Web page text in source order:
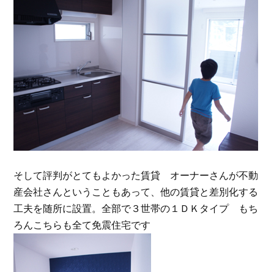
そして評判がとてもよかった賃貸 オーナーさんが不動
産会社さんということもあって、他の賃貸と差別化する
工夫を随所に設置。全部で３世帯の１ＤＫタイプ もち
ろんこちらも全て免震住宅です